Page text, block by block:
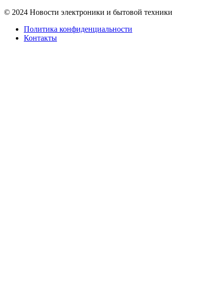
© 2024 Новости электроники и бытовой техники
Политика конфиденциальности
Контакты